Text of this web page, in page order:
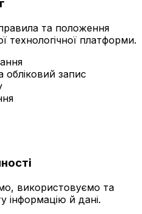
та положення
платформи.
обліковий запис
використовуємо та
інформацію й дані.